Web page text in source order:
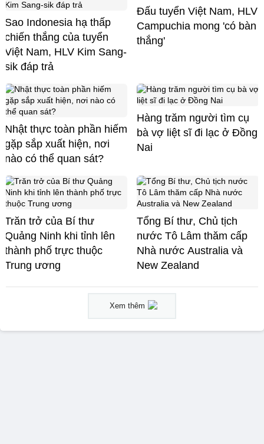
Sao Indonesia hạ thấp
chiến thắng của tuyển
Việt Nam, HLV Kim Sang-
sik đáp trả
Đấu tuyển Việt Nam, HLV
Campuchia mong 'có bàn
thắng'
Nhật thực toàn phần hiếm
gặp sắp xuất hiện, nơi
nào có thể quan sát?
Hàng trăm người tìm cụ
bà vợ liệt sĩ đi lạc ở Đồng
Nai
Trăn trở của Bí thư
Quảng Ninh khi tỉnh lên
thành phố trực thuộc
Trung ương
Tổng Bí thư, Chủ tịch
nước Tô Lâm thăm cấp
Nhà nước Australia và
New Zealand
Xem thêm